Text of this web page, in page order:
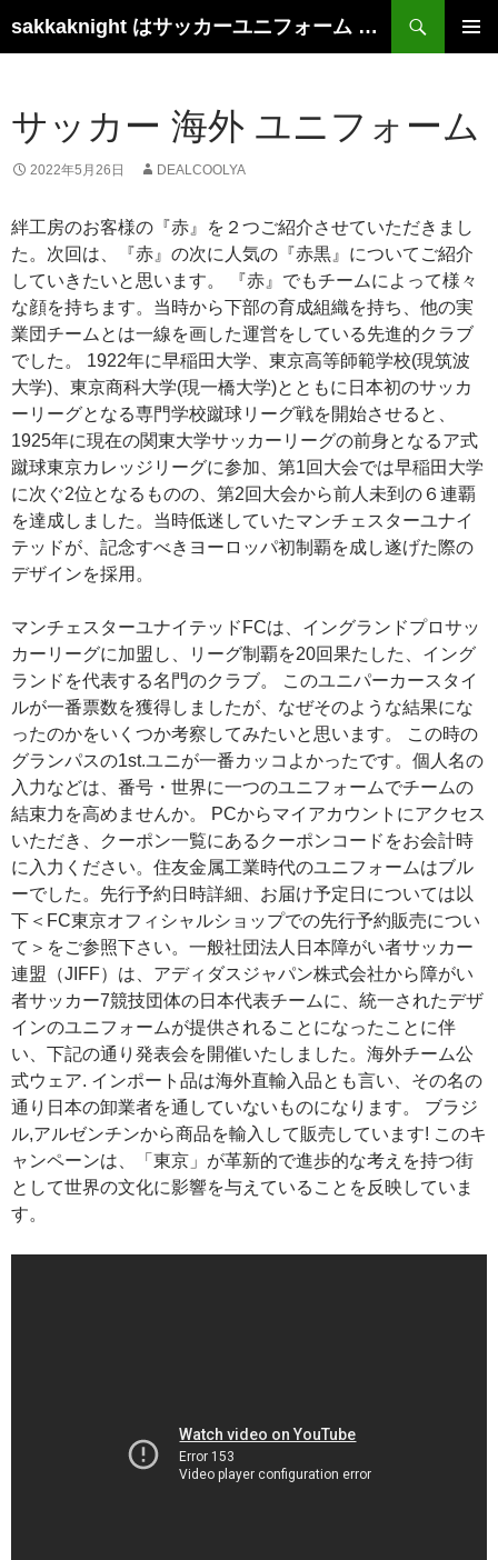
sakkaknight はサッカーユニフォーム レプリカ ショップ 2022
索
ン
ツ
へ
ッ
プ
サッカー 海外 ユニフォーム
2022年5月26日 DEALCOOLYA
絆工房のお客様の『赤』を２つご紹介させていただきまし
た。次回は、『赤』の次に人気の『赤黒』についてご紹介
していきたいと思います。 『赤』でもチームによって様々
な顔を持ちます。当時から下部の育成組織を持ち、他の実
業団チームとは一線を画した運営をしている先進的クラブ
でした。 1922年に早稲田大学、東京高等師範学校(現筑波
大学)、東京商科大学(現一橋大学)とともに日本初のサッカ
ーリーグとなる専門学校蹴球リーグ戦を開始させると、
1925年に現在の関東大学サッカーリーグの前身となるア式
蹴球東京カレッジリーグに参加、第1回大会では早稲田大学
に次ぐ2位となるものの、第2回大会から前人未到の６連覇
を達成しました。当時低迷していたマンチェスターユナイ
テッドが、記念すべきヨーロッパ初制覇を成し遂げた際の
デザインを採用。
マンチェスターユナイテッドFCは、イングランドプロサッ
カーリーグに加盟し、リーグ制覇を20回果たした、イング
ランドを代表する名門のクラブ。 このユニパーカースタイ
ルが一番票数を獲得しましたが、なぜそのような結果にな
ったのかをいくつか考察してみたいと思います。 この時の
グランパスの1st.ユニが一番カッコよかったです。個人名の
入力などは、番号・世界に一つのユニフォームでチームの
結束力を高めませんか。 PCからマイアカウントにアクセス
いただき、クーポン一覧にあるクーポンコードをお会計時
に入力ください。住友金属工業時代のユニフォームはブル
ーでした。先行予約日時詳細、お届け予定日については以
下＜FC東京オフィシャルショップでの先行予約販売につい
て＞をご参照下さい。一般社団法人日本障がい者サッカー
連盟（JIFF）は、アディダスジャパン株式会社から障がい
者サッカー7競技団体の日本代表チームに、統一されたデザ
インのユニフォームが提供されることになったことに伴
い、下記の通り発表会を開催いたしました。海外チーム公
式ウェア. インポート品は海外直輸入品とも言い、その名の
通り日本の卸業者を通していないものになります。 ブラジ
ル,アルゼンチンから商品を輸入して販売しています! このキ
ャンペーンは、「東京」が革新的で進歩的な考えを持つ街
として世界の文化に影響を与えていることを反映していま
す。